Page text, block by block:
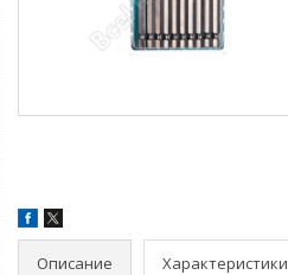
Описание Характеристики